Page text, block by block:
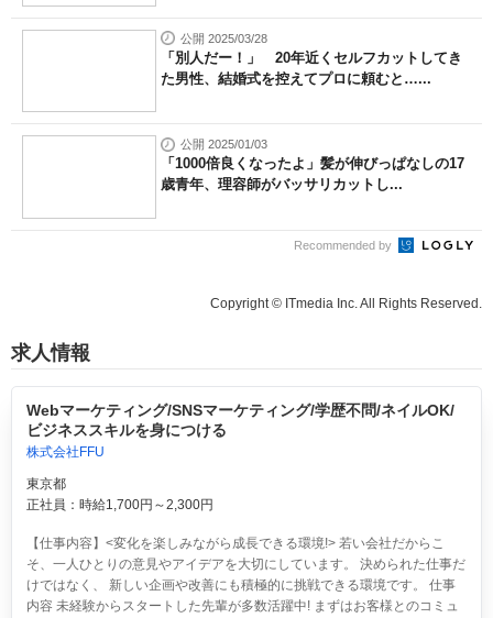
公開 2025/03/28
「別人だー！」 20年近くセルフカットしてき
た男性、結婚式を控えてプロに頼むと…...
公開 2025/01/03
「1000倍良くなったよ」髪が伸びっぱなしの17
歳青年、理容師がバッサリカットし...
Recommended by
Copyright © ITmedia Inc. All Rights Reserved.
求人情報
Webマーケティング/SNSマーケティング/学歴不問/ネイルOK/
ビジネススキルを身につける
株式会社FFU
東京都
正社員：時給1,700円～2,300円
【仕事内容】<変化を楽しみながら成長できる環境!> 若い会社だからこ
そ、一人ひとりの意見やアイデアを大切にしています。 決められた仕事だ
けではなく、 新しい企画や改善にも積極的に挑戦できる環境です。 仕事
内容 未経験からスタートした先輩が多数活躍中! まずはお客様とのコミュ